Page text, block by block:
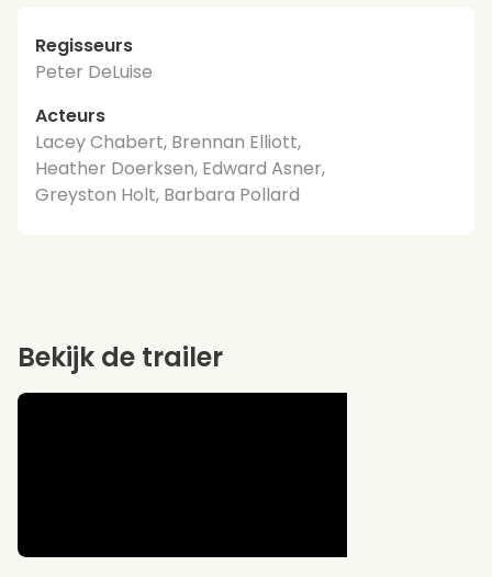
Regisseurs
Peter DeLuise
Acteurs
Lacey Chabert, Brennan Elliott,
Heather Doerksen, Edward Asner,
Greyston Holt, Barbara Pollard
Bekijk de trailer